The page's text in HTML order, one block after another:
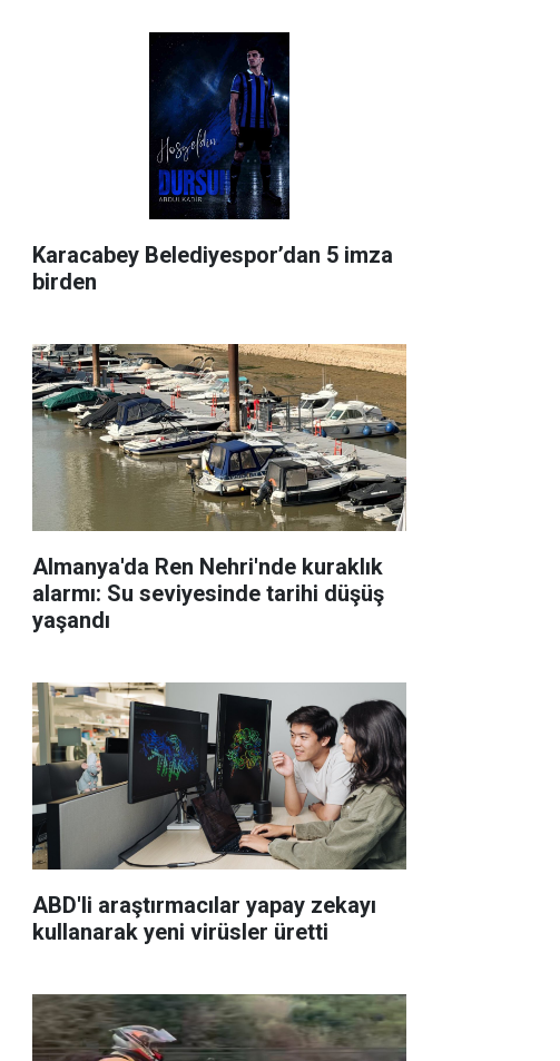
Karacabey Belediyespor’dan 5 imza
birden
Almanya'da Ren Nehri'nde kuraklık
alarmı: Su seviyesinde tarihi düşüş
yaşandı
ABD'li araştırmacılar yapay zekayı
kullanarak yeni virüsler üretti